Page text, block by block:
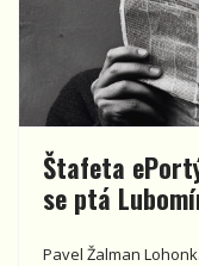
Štafeta
se ptá
Pavel Žalman